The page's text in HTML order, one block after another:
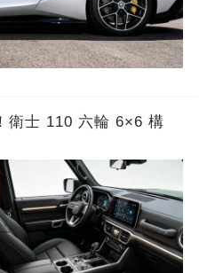
衛士 110 六輪 6×6 構